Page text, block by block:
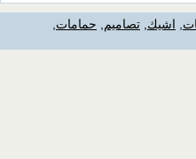
, اشيك, تصاميم, حمامات,